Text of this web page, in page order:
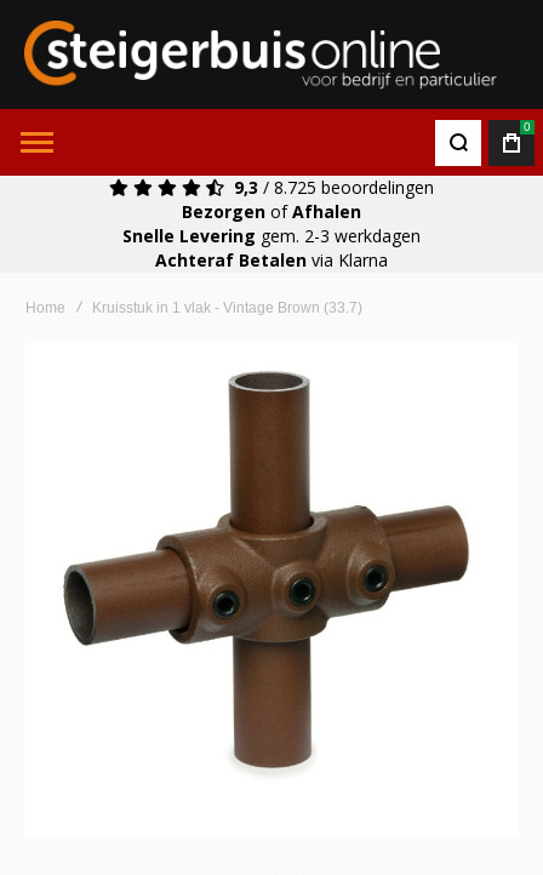
0
9,3 / 8.725 beoordelingen
Bezorgen ofAfhalen
Snelle Levering gem. 2-3 werkdagen
Achteraf Betalen via Klarna
Home Kruisstuk in 1 vlak - Vintage Brown (33.7)